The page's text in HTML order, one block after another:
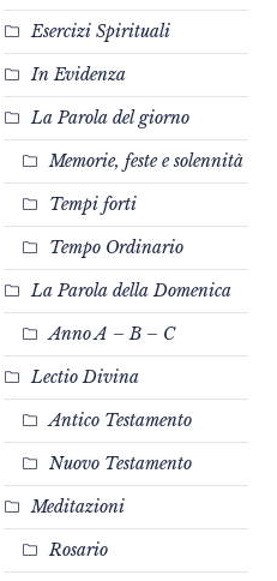
Esercizi Spirituali
In Evidenza
La Parola del giorno
Memorie, feste e solennità
Tempi forti
Tempo Ordinario
La Parola della Domenica
Anno A – B – C
Lectio Divina
Antico Testamento
Nuovo Testamento
Meditazioni
Rosario